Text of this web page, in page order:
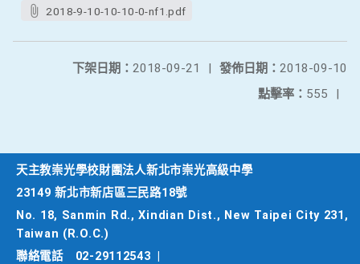
2018-9-10-10-10-0-nf1.pdf
發佈日期： 2018-09-10
下架日期： 2018-09-21
|
點擊率： 555 |
天主教崇光學校財團法人新北市崇光高級中學
23149 新北市新店區三民路18號
No. 18, Sanmin Rd., Xindian Dist., New Taipei City 231,
Taiwan (R.O.C.)
聯絡電話
02-29112543